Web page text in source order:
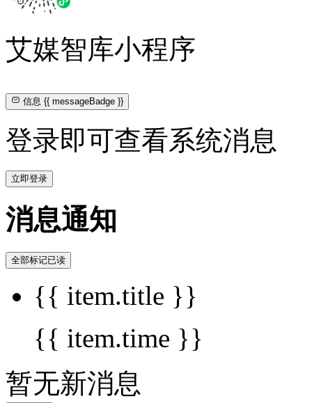
艾媒智库小程序
信息{{ messageBadge }}
登录即可查看系统消息
立即登录
消息通知
全部标记已读
{{ item.title }}
{{ item.time }}
暂无新消息